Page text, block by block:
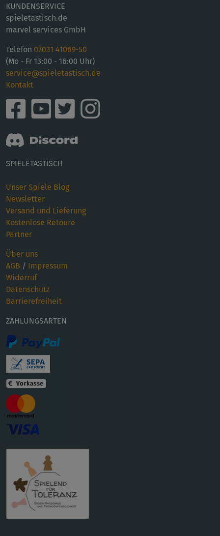
KUNDENSERVICE
spieletastisch.de
marvel services GmbH
Telefon 07031 41069-50
(Mo - Fr 13:00 - 16:00 Uhr)
service@spieletastisch.de
Kontakt
SPIELETASTISCH
Unser Spiele Blog
Newsletter
Versand und Lieferung
Kostenlose Retoure
Partner
Über uns
AGB / Impressum
Widerruf
Datenschutz
Barrierefreiheit
ZAHLUNGSARTEN